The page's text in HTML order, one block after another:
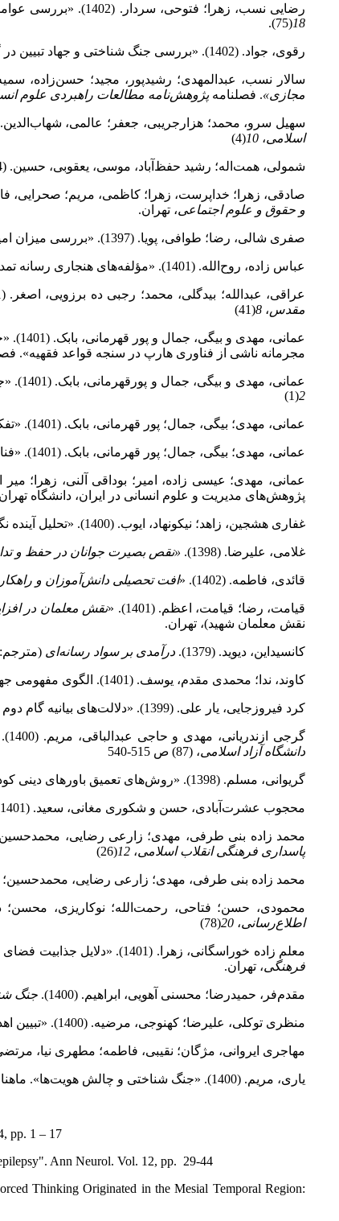
رضایی نسب، زهرا؛ فتوحی، سردار. (1402). «بررسی عوامل مؤثر بر افت تحصیلی دانش‌آموزان متوسطه شهر ایلام و ارائه راهکارهایی برای پیشگیری از آن». فصلنامه
18
(75).
رقوی، جواد. (1402). «بررسی جنگ شناختی و جهاد تبیین در گزارش قرآنی داستان حضرت موسی× و دلالت‌های آن در عصر حاضر». دو فصلنامه
سالار نسب، عبدالمهدی؛ رشیدپور، مجید؛ حسن‌زاده،
مجازی». فصلنامه پژوهش‌نامه مطالعات راهبردی علوم
سهیل سرو، محمد؛ هزارجریبی، جعفر؛ عالمی، شهاب‌الدین. (1400). «واکاوی تحلیلی معنای امید در بیانات آیت‌الله خامنه‌ای با تأکید بر بیانیه گام دوم انقلاب اسلامی».
اسلامی، 10
(4)
شمولی، همت‌اله؛ رشید حفظ‌آباد، موسی، یعقوبی، حسین. (1394). «بصیرت‌گرایی و بصیرت‌افزایی، راهبردی اساسی در مقابله با جنگ نرم». فصلنامه
صادقی، زهرا؛ خداپرست، زهرا؛ کاظمی، مریم؛ صحرایی، فاطمه.
و حقوق و علوم اجتماعی، تهران.
صفری شالی، رضا؛ طوافی، پویا. (1397). «بررسی میزان امید به آینده و عوامل مؤثر بر آن در بین شهروندان تهرانی». فصلنامه
عباس زاده، روح‌الله. (1401). «مؤلفه‌های هنجاری رسانه تمدن ساز بر اساس بیانیه گام دوم انقلاب». فصلنامه
عراقی، عبدالله؛ بیدگلی، محمد؛ رجبی ده برزویی، اصغر. (1401). «واکاوی اهداف جنگ شناختی دشمن و راهکارهای تاب‌آوری مقابله با آن با تأکید بر آموزه‌های قرآن»، فصلنامه
مقدس، 8
(41)
عمانی، مهدی و بیگی، جمال و پور قهرمانی، بابک. (1401). «جرم‌انگاری فعالیت‌های
مجرمانه ناشی از فناوری هارپ در سنجه قواعد فقهیه».
عمانی، مهدی و بیگی، جمال و پورقهرمانی، بابک. (1401). «جهاد تبیین راهبردی پیشگیرانه در قبال تفکر اجباری ناشی از فناوری هارپ». فصلنامه
2
(1)
عمانی، مهدی؛ بیگی، جمال؛ پور قهرمانی، بابک. (1401). «تفکر اجباری ناشی از فناوری هارپ؛ از تحریم فقهی تا لزوم جرم انگاری قانونی». فصلنامه
عمانی، مهدی؛ بیگی، جمال؛ پور قهرمانی، بابک. (1401). «فناوری هارپ در سنجه هویت فرهنگی ملی». فصلنامه
عمانی، مهدی؛ عیسی زاده، امیر؛ بوداقی آلنی، زهرا؛ میر
پژوهش‌های مدیریت و علوم انسانی در ایران، دانشگاه تهران، صص
غفاری هشجین، زاهد؛ نیکونهاد، ایوب. (1400). «تحلیل آینده نگارانه بیانیه گام دوم انقلاب اسلامی». فصلنامه
غلامی، علیرضا. (1398). «نقص بصیرت جوانان در حفظ و
قائدی، فاطمه. (1402). « افت تحصیلی دانش‌آموزان و
قیامت، رضا؛ قیامت، اعظم. (1401). « نقش معلمان در
نقش معلمان شهید)، تهران.
کانسیداین، دیوید. (1379). درآمدی بر سواد رسانه‌ای (مترجم:
کاوند، ندا؛ محمدی مقدم، یوسف. (1401). الگوی مفهومی جهاد تبیین از دیدگاه مقام معظم رهبری. فصلنامه
کرد فیروزجایی، یار علی. (1399). «دلالت‌های بیانیه گام دوم انقلاب درباره معنویت»، فصلنامه علمی پژوهشی
گرجی ازندریانی، مهدی و حاجی عبدالباقی، مریم. (1400). «ابعاد و شیوه‌های نفوذ راهبردی دشمن در سامانه نگرشی نظام دینی از منظر آموزه‌های قرآنی و روایی»، فصلنامه
دانشگاه آزاد اسلامی، (87) ص 515-540
گریوانی، مسلم. (1398). «روش‌های تعمیق باورهای دینی کودکان و نوجوانان». فصلنامه
محجوب عشرت‌آبادی، حسن و شکوری مغانی، سعید. (1401). «جنگ شناختی مدرن: از شناخت در رزم تا عرصه جنگ شناختی». فصلنامه
محمد زاده بنی طرفی، مهدی؛ زارعی رضایی، محمدحسین؛ امدادی، احمد. (1401). «مطالعه شاخص‌های معنویت در منظومه فکری مقام معظم رهبری با
پاسداری فرهنگی انقلاب اسلامی، 12
(26)
محمد زاده بنی طرفی، مهدی؛ زارعی رضایی، محمدحسین؛ امدادی، احمد. (1401). «تعمیق معنویت در
محمودی، حسن؛ فتاحی، رحمت‌الله؛ نوکاریزی، محسن؛ دیانی، محمدحسین. (1396). «بررسی تأثیر عوامل شناختی اجتماعی بر
اطلاع‌رسانی، 20
(78)
معلم زاده خوراسگانی، زهرا. (1401). «دلایل جذابیت فضای مجازی برای نوجوانان و جوانان با ارائه راهکارهای مشاوره‌ای». دومین همایش ملی
فرهنگی، تهران.
مقدم‌فر، حمیدرضا؛ محسنی آهویی، ابراهیم. (1400). جنگ
منظری توکلی، علیرضا؛ کهنوجی، مرضیه. (1400). «تبیین اهداف تربیتی بیانیه گام دوم انقلاب». فصلنامه
مهاجری ایروانی، مژگان؛ نقیبی، فاطمه؛ مطهری نیا، مرتضی. (1394). «سلاحی به نام پارپ، یک مطالعه مروری کلاسیک».
یاری، مریم. (1400). «جنگ شناختی و چالش هویت‌ها». ماهنامه
pp. 1 – 17
Ann Neurol. Vol. 12, pp. 29-44
Thinking Originated in the Mesial Temporal Region: